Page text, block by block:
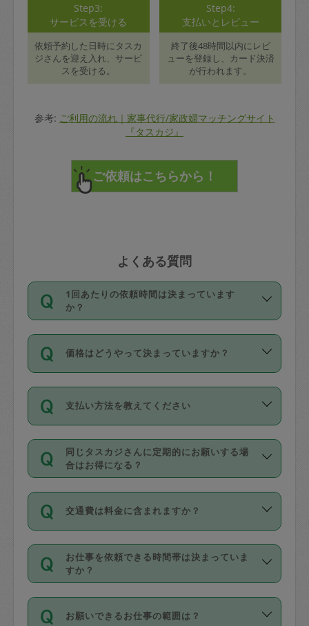
Step3:
サービスを受ける
依頼予約した日時にタスカ
ジさんを迎え入れ、サービ
スを受ける。
Step4:
支払いとレビュー
終了後48時間以内にレビ
ューを登録し、カード決済
が行われます。
参考: ご利用の流れ｜家事代行/家政婦マッチングサイト
『タスカジ』
よくある質問
1回あたりの依頼時間は決まっています
か？
依頼1回につき3時間固定です。3時間を
超えて依頼したい場合は、延長機能をご
利用ください。機能をご利用いただくに
の上事前申請することが必要です。な
お、3時間を下回っても、値引き等はござ
いません。
価格はどうやって決まっていますか？
11種類の価格帯の中からタスカジさん自
身が価格を選んで設定しています。
タスカジさんの価格設定には最初は制限
があり、レビュー件数、レビューの平均
値、などで除々に設定可能な最高額が上
がっていく仕組みになっています。
支払い方法を教えてください
お支払方法はクレジットカード（Visa／
Master／JCB／AMERICAN EXPRESS／
Diners Club）のみとなります。
を行う際にご入力ください。プロフィー
ル登録時にはご入力いただかなくても大
丈夫です。
デビットカード・プリペイドカード（Vプ
リカ、au WALLETなど）は支払にはご利
同じタスカジさんに定期的にお願いする場
合はお得になる？
依頼には「スポット」と「定期（毎週｜
隔週）」があり、「定期」の依頼は「ス
ポット」よりお得な料金でご利用できま
す。
定期の最低利用回数は設けていない代わ
りに、一定数を超えたキャンセルは有償
交通費は料金に含まれますか？
交通費は依頼料金とは別途発生し、依頼
料金のご請求と合わせてお支払いとなり
ます。交通費の金額は「依頼の詳細」に
お仕事を依頼できる時間帯は決まっていま
すか？
時間帯は3種類あります。いずれも１回あ
たり３時間です。
お願いできるお仕事の範囲は？